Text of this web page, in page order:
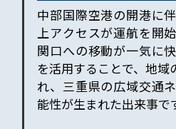
中部国際空港の開港に
上アクセスが運航を開
関口への移動が一気に
を活用することで、地域
れ、三重県の広域交通
能性が生まれた出来事で